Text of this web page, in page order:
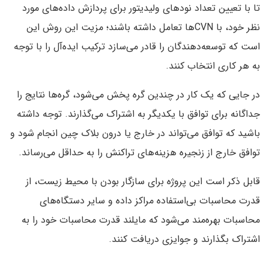
تا با تعیین تعداد نودهای ولیدیتور برای پردازش داده‌های مورد
نظر خود، با CVN‌ها تعامل داشته باشند؛ مزیت این روش این
است که توسعه‌دهندگان را قادر می‌سازد ترکیب ایده‌آل را با توجه
به هر کاری انتخاب کنند.
در جایی که یک کار در چندین گره پخش می‌شود، گره‌ها نتایج را
جداگانه برای توافق با یکدیگر به اشتراک می‌گذارند. توجه داشته
باشید که توافق می‌تواند در خارج یا درون بلاک چین انجام شود و
توافق خارج از زنجیره هزینه‌های تراکنش را به حداقل می‌رساند.
قابل ذکر است این پروژه برای سازگار بودن با محیط زیست، از
قدرت محاسبات بی‌استفاده مراکز داده و سایر دستگاه‌های
محاسبات بهره‌مند می‌شود که مایلند قدرت محاسبات خود را به
اشتراک بگذارند و جوایزی دریافت کنند.